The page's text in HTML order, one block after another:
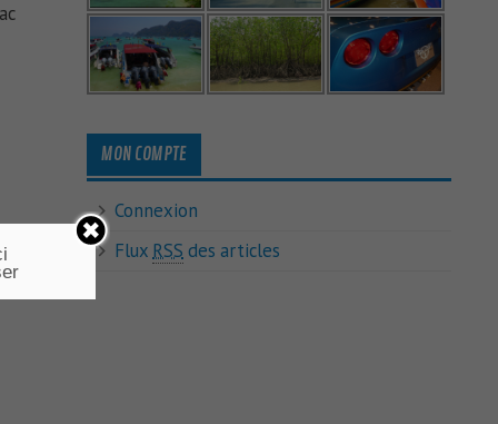
MON COMPTE
Connexion
Flux RSS des articles